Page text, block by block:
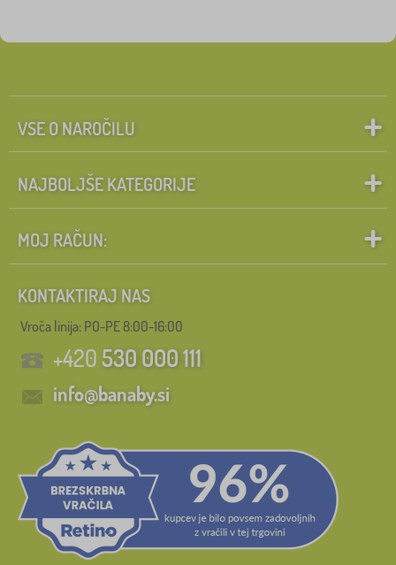
VSE O NAROČILU
NAJBOLJŠE KATEGORIJE
MOJ RAČUN:
KONTAKTIRAJ NAS
Vroča linija: PO-PE 8:00-16:00
+420530 000 111
info@banaby.si